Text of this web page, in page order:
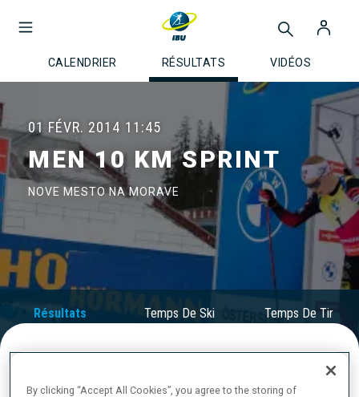
CALENDRIER RÉSULTATS VIDÉOS
01 FÉVR. 2014 11:45
MEN 10 KM SPRINT
NOVE MESTO NA MORAVE
Résultats
Officiels
Temps De Ski Temps De Tir
RÉSULTATS FINAUX
By clicking “Accept All Cookies”, you agree to the storing of